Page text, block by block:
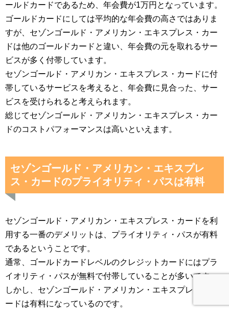
ールドカードであるため、年会費が1万円となっています。
ゴールドカードにしては平均的な年会費の高さではありま
すが、セゾンゴールド・アメリカン・エキスプレス・カー
ドは他のゴールドカードと違い、年会費の元を取れるサー
ビスが多く付帯しています。
セゾンゴールド・アメリカン・エキスプレス・カードに付
帯しているサービスを考えると、年会費に見合った、サー
ビスを受けられると考えられます。
総じてセゾンゴールド・アメリカン・エキスプレス・カー
ドのコストパフォーマンスは高いといえます。
セゾンゴールド・アメリカン・エキスプレ
ス・カードのプライオリティ・パスは有料
セゾンゴールド・アメリカン・エキスプレス・カードを利
用する一番のデメリットは、プライオリティ・パスが有料
であるということです。
通常、ゴールドカードレベルのクレジットカードにはプラ
イオリティ・パスが無料で付帯していることが多いです。
しかし、セゾンゴールド・アメリカン・エキスプレス・カ
ードは有料になっているのです。